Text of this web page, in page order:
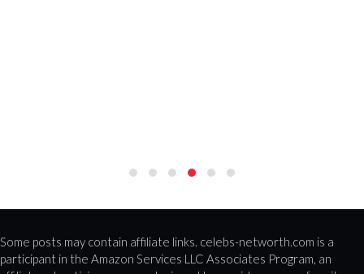
Some posts may contain affiliate links. celebs-networth.com is a
participant in the Amazon Services LLC Associates Program, an